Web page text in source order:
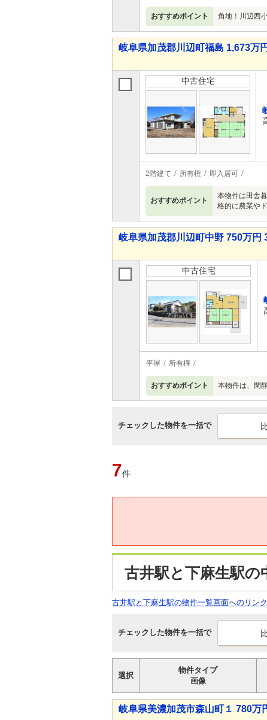
おすすめポイント 角地！川辺西
岐阜県加茂郡川辺町福島 1,673万
中古住宅
2階建て 所有権 即入居可
おすすめポイント
本物件は田舎
格的に農業や
岐阜県加茂郡川辺町中野 750万円
中古住宅
平屋 所有権
おすすめポイント 本物件は、閑
チェックした物件を一括で
7件
古井駅と下麻生駅の
古井駅と下麻生駅の物件一覧画面へのリンク
チェックした物件を一括で
選択
物件タイプ
画像
岐阜県美濃加茂市森山町１ 780万